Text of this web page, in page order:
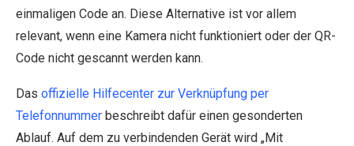
einmaligen Code an. Diese Alternative ist vor allem
relevant, wenn eine Kamera nicht funktioniert oder der QR-
Code nicht gescannt werden kann.
Das offizielle Hilfecenter zur Verknüpfung per
Telefonnummer beschreibt dafür einen gesonderten
Ablauf. Auf dem zu verbindenden Gerät wird „Mit